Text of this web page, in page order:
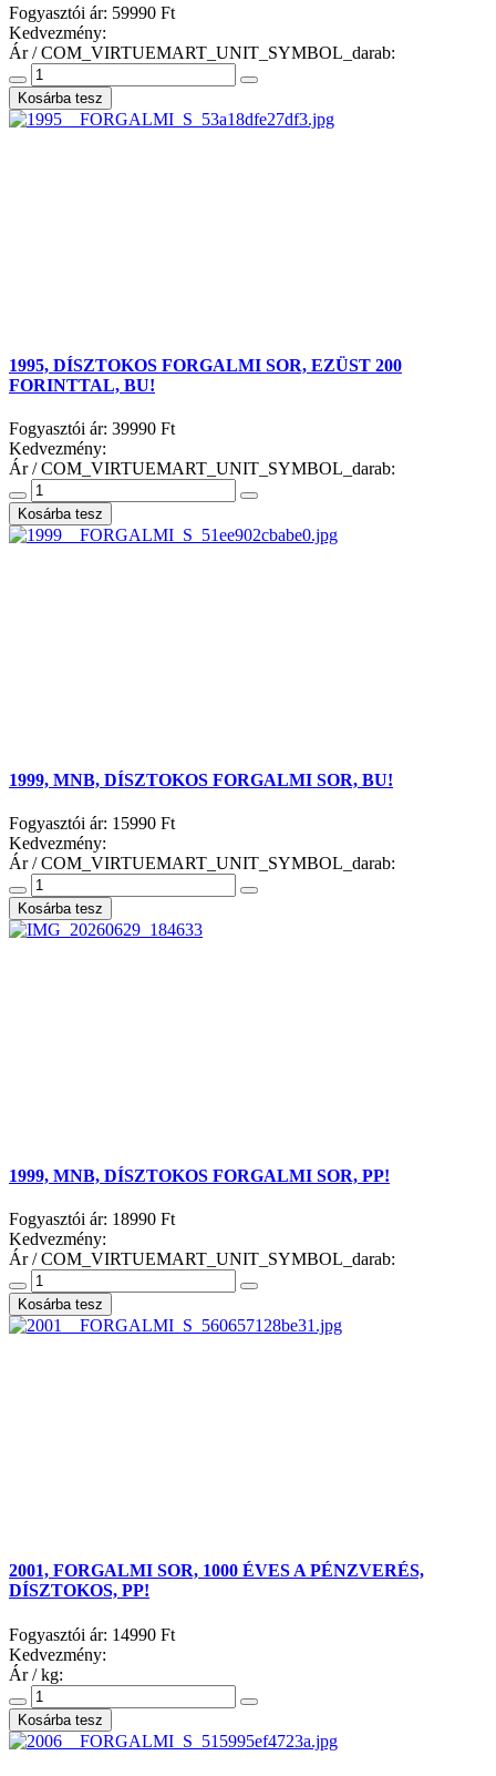
Fogyasztói ár: 59990 Ft
Kedvezmény:
Ár / COM_VIRTUEMART_UNIT_SYMBOL_darab:
1995, DÍSZTOKOS FORGALMI SOR, EZÜST 200
FORINTTAL, BU!
Fogyasztói ár: 39990 Ft
Kedvezmény:
Ár / COM_VIRTUEMART_UNIT_SYMBOL_darab:
1999, MNB, DÍSZTOKOS FORGALMI SOR, BU!
Fogyasztói ár: 15990 Ft
Kedvezmény:
Ár / COM_VIRTUEMART_UNIT_SYMBOL_darab:
1999, MNB, DÍSZTOKOS FORGALMI SOR, PP!
Fogyasztói ár: 18990 Ft
Kedvezmény:
Ár / COM_VIRTUEMART_UNIT_SYMBOL_darab:
2001, FORGALMI SOR, 1000 ÉVES A PÉNZVERÉS,
DÍSZTOKOS, PP!
Fogyasztói ár: 14990 Ft
Kedvezmény:
Ár / kg: